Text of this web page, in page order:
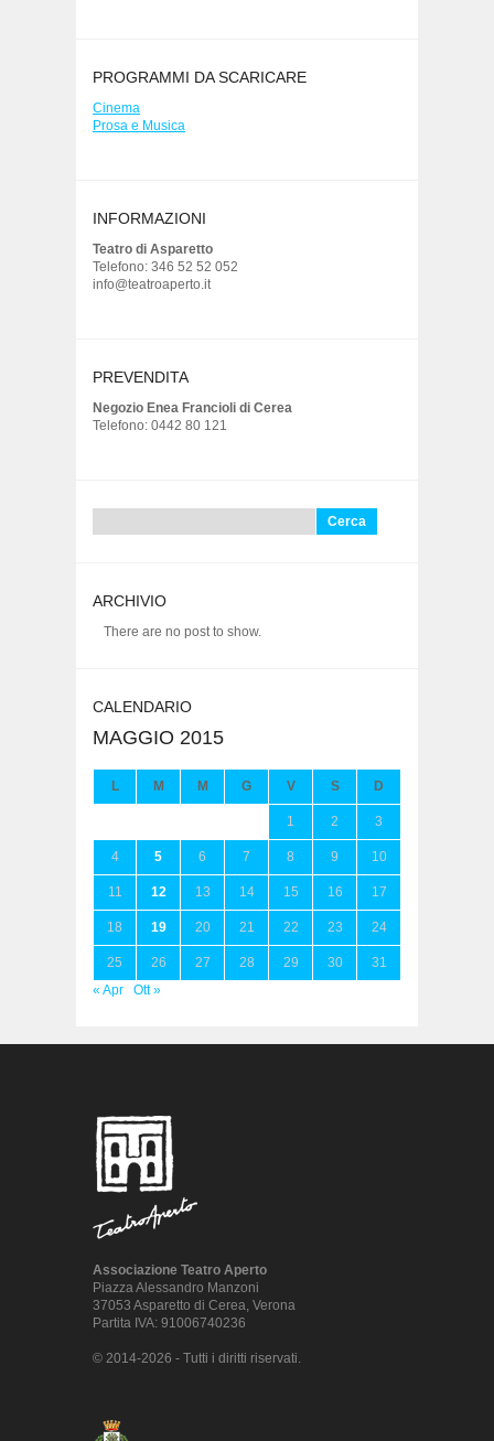
PROGRAMMI DA SCARICARE
Cinema
Prosa e Musica
INFORMAZIONI
Teatro di Asparetto
Telefono: 346 52 52 052
info@teatroaperto.it
PREVENDITA
Negozio Enea Francioli di Cerea
Telefono: 0442 80 121
per:
ARCHIVIO
There are no post to show.
CALENDARIO
MAGGIO 2015
L M M G V S D
1 2 3
4 5 6 7 8 9 10
11 12 13 14 15 16 17
18 19 20 21 22 23 24
25 26 27 28 29 30
31
« Apr
Ott »
Associazione Teatro Aperto
Piazza Alessandro Manzoni
37053 Asparetto di Cerea, Verona
Partita IVA: 91006740236
© 2014-2026 - Tutti i diritti riservati.